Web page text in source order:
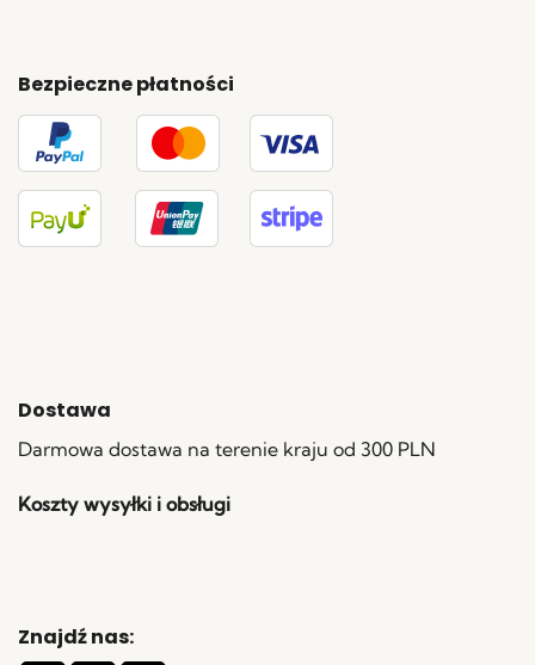
Bezpieczne płatności
Dostawa
Darmowa dostawa na terenie kraju od 300 PLN
Koszty wysyłki i obsługi
Znajdź nas: